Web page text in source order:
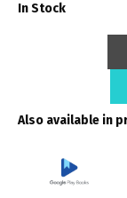
In Stock
Also available in